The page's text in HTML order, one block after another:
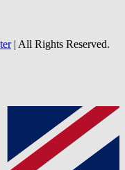
| All Rights Reserved.